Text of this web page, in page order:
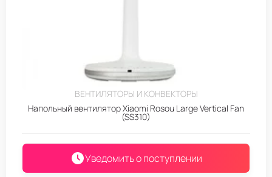
ВЕНТИЛЯТОРЫ И КОНВЕКТОРЫ
Напольный вентилятор Xiaomi Rosou Large Vertical Fan
(SS310)
Уведомить о поступлении